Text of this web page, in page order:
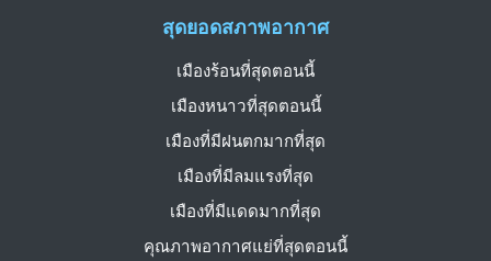
สุดยอดสภาพอากาศ
เมืองร้อนที่สุดตอนนี้
เมืองหนาวที่สุดตอนนี้
เมืองที่มีฝนตกมากที่สุด
เมืองที่มีลมแรงที่สุด
เมืองที่มีแดดมากที่สุด
คุณภาพอากาศแย่ที่สุดตอนนี้